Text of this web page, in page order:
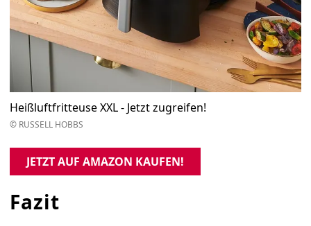
Heißluftfritteuse XXL - Jetzt zugreifen!
© RUSSELL HOBBS
JETZT AUF AMAZON KAUFEN!
Fazit